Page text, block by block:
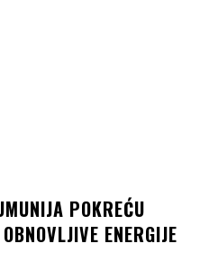
POKREĆU
ENERGIJE